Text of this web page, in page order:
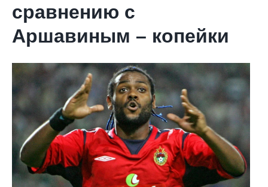
сравнению с
Аршавиным – копейки